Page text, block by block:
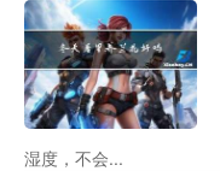
湿度，不会...